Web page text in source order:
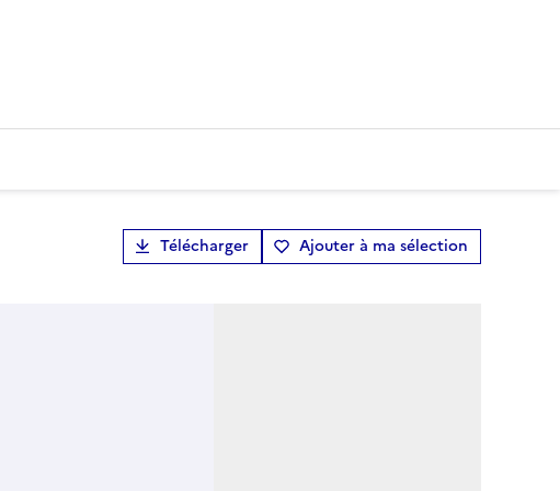
Télécharger Ajouter à ma sélection